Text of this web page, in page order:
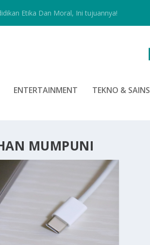
Etika Dan Moral, Ini tujuannya!
ENTERTAINMENT TEKNO & SAINS
MUMPUNI